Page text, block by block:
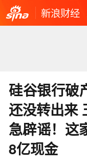
新浪财经
硅谷银行破
还没转出来
急辟谣！这
8亿现金